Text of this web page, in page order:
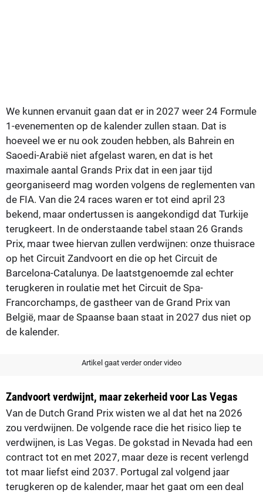
We kunnen ervanuit gaan dat er in 2027 weer 24 Formule
1-evenementen op de kalender zullen staan. Dat is
hoeveel we er nu ook zouden hebben, als Bahrein en
Saoedi-Arabië niet afgelast waren, en dat is het
maximale aantal Grands Prix dat in een jaar tijd
georganiseerd mag worden volgens de reglementen van
de FIA. Van die 24 races waren er tot eind april 23
bekend, maar ondertussen is aangekondigd dat Turkije
terugkeert. In de onderstaande tabel staan 26 Grands
Prix, maar twee hiervan zullen verdwijnen: onze thuisrace
op het Circuit Zandvoort en die op het Circuit de
Barcelona-Catalunya. De laatstgenoemde zal echter
terugkeren in roulatie met het Circuit de Spa-
Francorchamps, de gastheer van de Grand Prix van
België, maar de Spaanse baan staat in 2027 dus niet op
de kalender.
Artikel gaat verder onder video
Zandvoort verdwijnt, maar zekerheid voor Las Vegas
Van de Dutch Grand Prix wisten we al dat het na 2026
zou verdwijnen. De volgende race die het risico liep te
verdwijnen, is Las Vegas. De gokstad in Nevada had een
contract tot en met 2027, maar deze is recent verlengd
tot maar liefst eind 2037. Portugal zal volgend jaar
terugkeren op de kalender, maar het gaat om een deal